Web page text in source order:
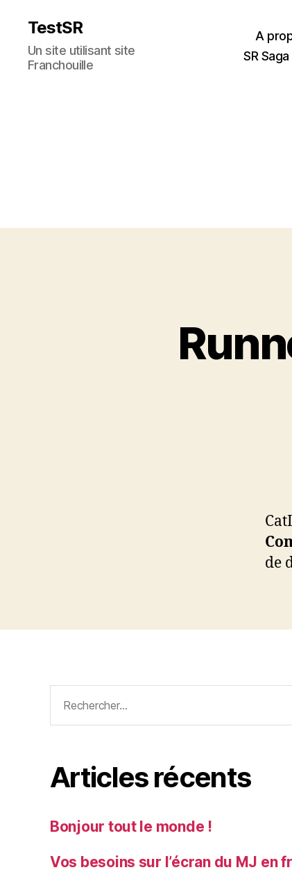
TestSR
Un site utilisant site
Franchouille
A
SR Saga
de
Articles récents
Bonjour tout le monde !
Vos besoins sur l’écran du MJ en